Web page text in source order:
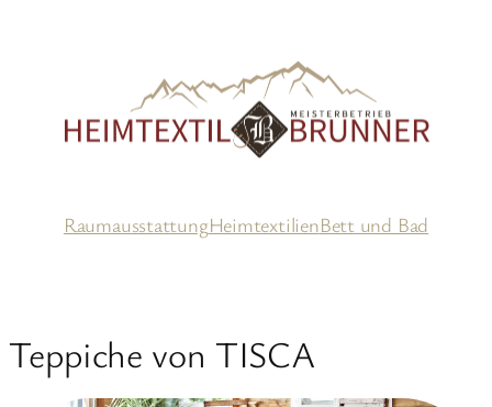
RaumausstattungHeimtextilienBett und Bad
Teppiche von TISCA